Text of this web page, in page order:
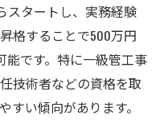
く実務経験の積み
最新の資格情報
ための自己研鑽法
事設計が有望
スタートし、実務経験
格することで500万円
能です。特に一級管工事
技術者などの資格を取
すい傾向があります。